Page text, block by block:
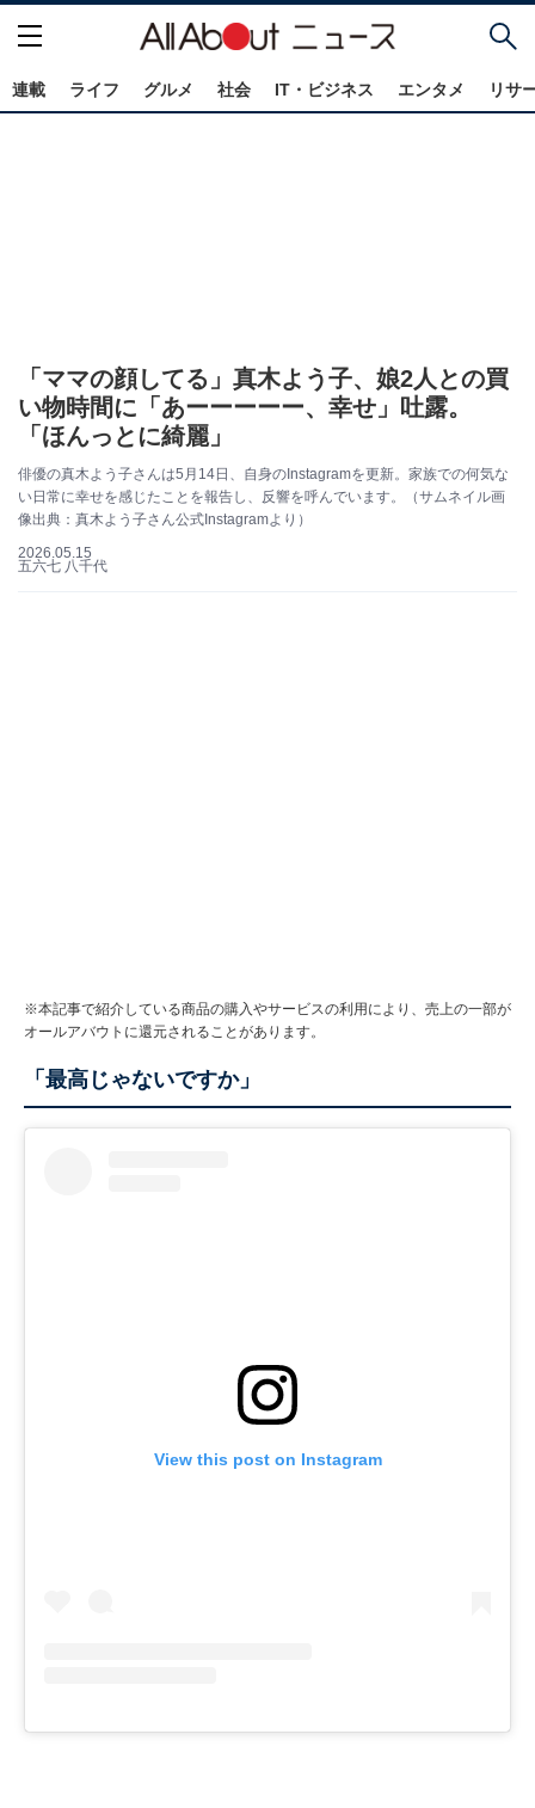
連載 ライフ グルメ 社会 IT・ビジネス エンタメ リサ
「ママの顔してる」真木よう子、娘2人との買
い物時間に「あーーーーー、幸せ」吐露。
「ほんっとに綺麗」
俳優の真木よう子さんは5月14日、自身のInstagramを更新。家族での何気な
い日常に幸せを感じたことを報告し、反響を呼んでいます。（サムネイル画
像出典：真木よう子さん公式Instagramより）
2026.05.15
五六七 八千代
※本記事で紹介している商品の購入やサービスの利用により、売上の一部が
オールアバウトに還元されることがあります。
「最高じゃないですか」
View this post on Instagram